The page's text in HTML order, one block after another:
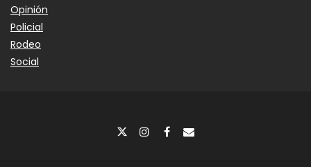
Opinión
Policial
Rodeo
Social